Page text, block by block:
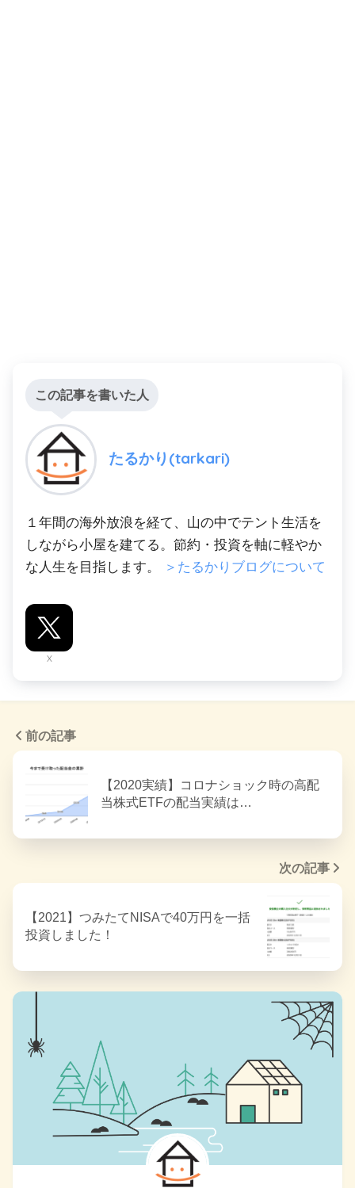
この記事を書いた人
たるかり(tarkari)
１年間の海外放浪を経て、山の中でテント生活を
しながら小屋を建てる。節約・投資を軸に軽やか
な人生を目指します。
＞たるかりブログについて
X
前の記事
【2020実績】コロナショック時の高配
当株式ETFの配当実績は…
次の記事
【2021】つみたてNISAで40万円を一括
投資しました！